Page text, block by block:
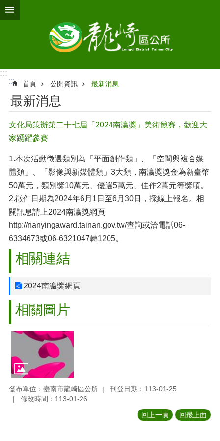
跳到主要內容區塊
:::
:::
首頁 公開資訊 最新消息
最新消息
文化局策辦第二十七屆「2024南瀛獎」美術競賽，歡迎大
家踴躍參賽
1.本次活動徵選類別為「平面創作類」、「空間與複合媒
體類」、「影像與新媒體類」3大類，南瀛獎獎金為新臺幣
50萬元，類別獎10萬元、優選5萬元、佳作2萬元等獎項。
2.徵件日期為2024年6月1日至6月30日，採線上報名。相
關訊息請上2024南瀛獎網頁
http://nanyingaward.tainan.gov.tw/查詢或洽電話06-
6334673或06-6321047轉1205。
相關連結
2024南瀛獎網頁
相關圖片
發布單位：臺南市龍崎區公所
刊登日期：113-01-25
修改時間：113-01-26
回上一頁 回最上面